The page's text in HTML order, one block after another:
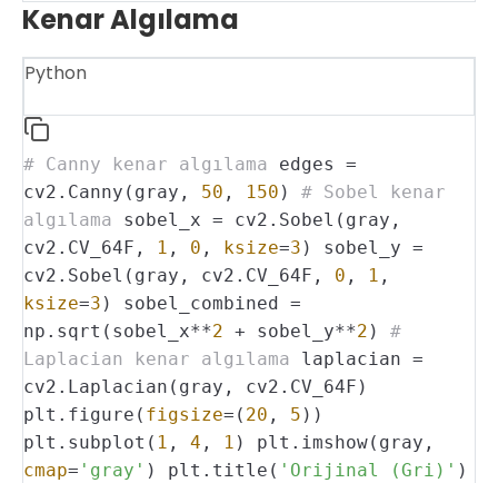
Kenar Algılama
Python
# Canny kenar algılama
edges =
cv2.Canny(gray, 50 , 150 )
# Sobel kenar
algılama
sobel_x = cv2.Sobel(gray,
cv2.CV_64F,
1 , 0 , ksize=3 )
sobel_y =
cv2.Sobel(gray, cv2.CV_64F, 0 , 1 ,
ksize=3 )
sobel_combined =
np.sqrt(sobel_x**2 + sobel_y**2 )
#
Laplacian kenar algılama
laplacian =
cv2.Laplacian(gray, cv2.CV_64F)
plt.figure( figsize=( 20 , 5 ))
plt.subplot( 1 , 4 , 1 )
plt.imshow(gray,
cmap= 'gray' ) plt.title( 'Orijinal (Gri)' )